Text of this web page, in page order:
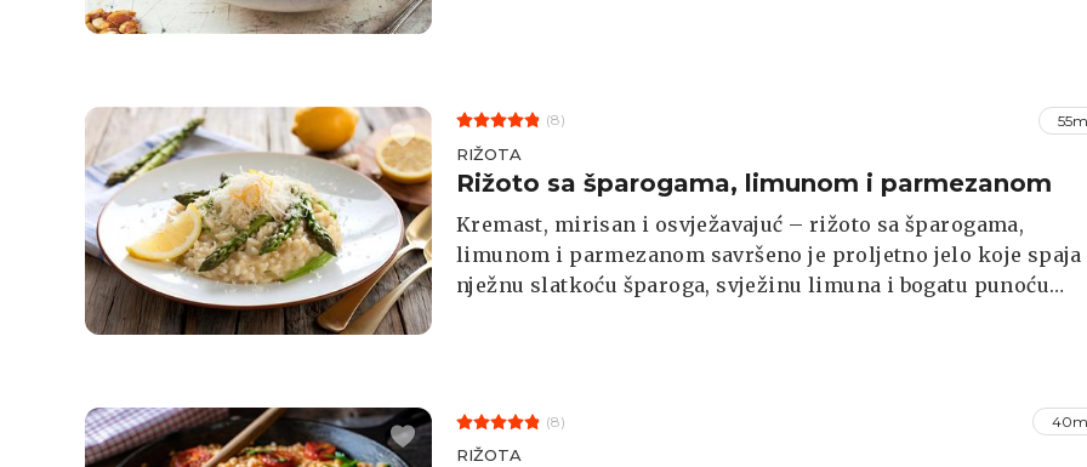
(8)
RIŽOTA
Rižoto sa šparogama, limunom i parmezanom
Kremast, mirisan i osvježavajuć – rižoto sa šparogama,
limunom i parmezanom savršeno je proljetno jelo koje spaja
nježnu slatkoću šparoga, svježinu limuna i bogatu punoću
(8)
RIŽOTA